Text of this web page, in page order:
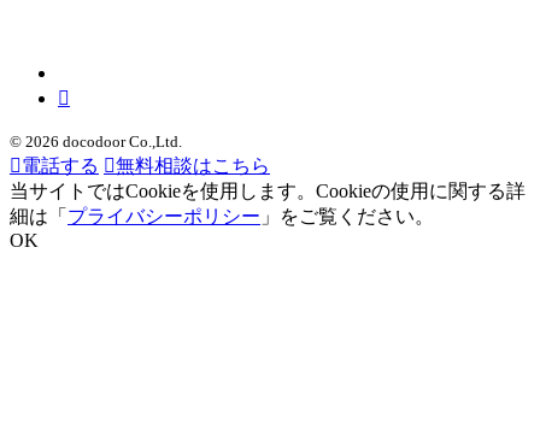
© 2026 docodoor Co.,Ltd.
電話する
無料相談はこちら
当サイトではCookieを使用します。Cookieの使用に関する詳
細は「 プライバシーポリシー 」をご覧ください。
OK